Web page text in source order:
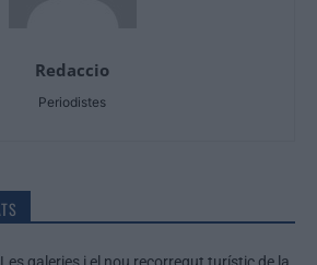
Redaccio
Periodistes